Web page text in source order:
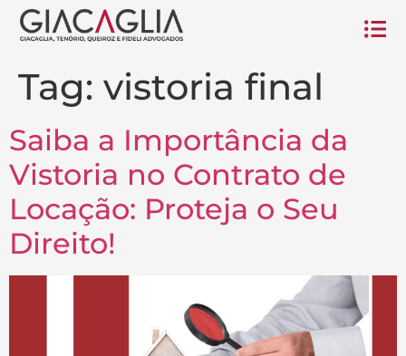
Tag: vistoria final
Saiba a Importância da
Vistoria no Contrato de
Locação: Proteja o Seu
Direito!